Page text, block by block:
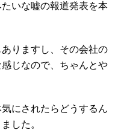
いな嘘の報道発表を本
りますし、その会社の
じなので、ちゃんとや
にされたらどうするん
した。